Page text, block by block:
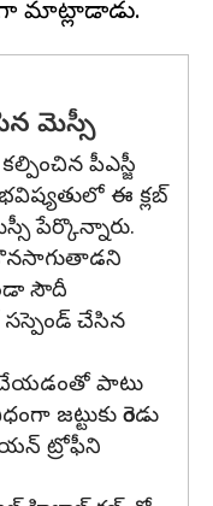
మెస్సీ
పీఎస్జీ
ఈ క్లబ్
పేర్కొన్నారు.
సౌదీ
చేసిన
చేయడంతో పాటు
జట్టుకు రెండు
ట్రోఫీని